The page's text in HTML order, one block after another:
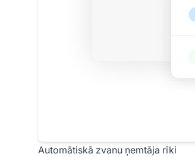
Automātiskā zvanu ņemtāja rīki